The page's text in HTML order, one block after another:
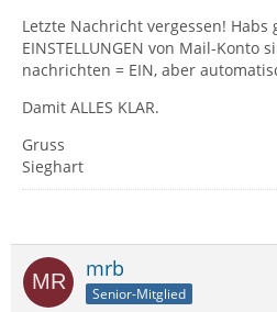
Letzte Nachricht vergessen! Habs
EINSTELLUNGEN von Mail-
nachrichten = EIN, aber
Damit ALLES KLAR.
Gruss
Sieghart
mrb
Senior-Mitglied